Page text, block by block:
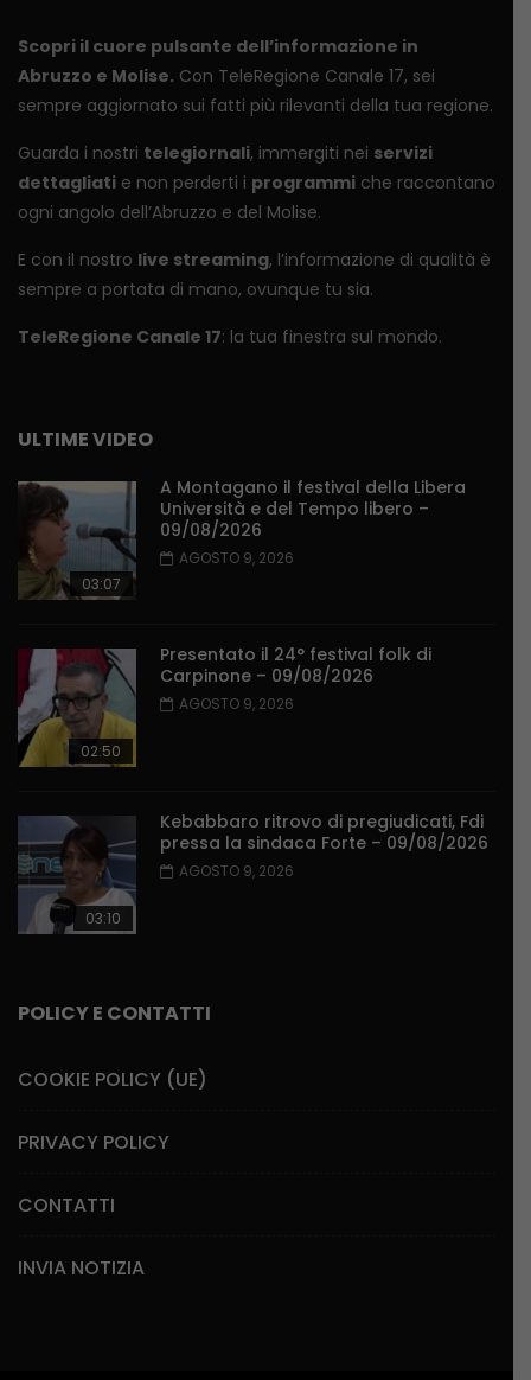
Scopri il cuore pulsante dell’informazione in
Abruzzo e Molise. Con TeleRegione Canale 17, sei
sempre aggiornato sui fatti più rilevanti della tua regione.
Guarda i nostri telegiornali, immergiti nei servizi
dettagliati e non perderti i programmi che raccontano
ogni angolo dell’Abruzzo e del Molise.
E con il nostro live streaming, l’informazione di qualità è
sempre a portata di mano, ovunque tu sia.
TeleRegione Canale 17: la tua finestra sul mondo.
ULTIME VIDEO
03:07
A Montagano il festival della Libera
Università e del Tempo libero –
09/08/2026
AGOSTO 9, 2026
02:50
Presentato il 24° festival folk di
Carpinone – 09/08/2026
AGOSTO 9, 2026
03:10
Kebabbaro ritrovo di pregiudicati, Fdi
pressa la sindaca Forte – 09/08/2026
AGOSTO 9, 2026
POLICY E CONTATTI
COOKIE POLICY (UE)
PRIVACY POLICY
CONTATTI
INVIA NOTIZIA